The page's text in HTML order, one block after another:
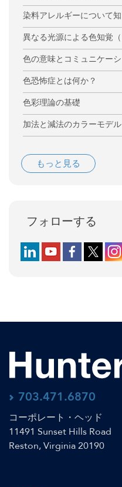
染料アレルギーについて
異なる光源による色知覚（
色の意味とコミュニケー
色恐怖症とは何か？
色彩理論の基礎
加法と減法のカラーモデル
もっと見る
フォローする
Follow us on LinkedIn
Follow us onFollow us on
Follow
703.471.6870
コーポレート・ヘッド
11491 Sunset Hills Road
Reston, Virginia 20190